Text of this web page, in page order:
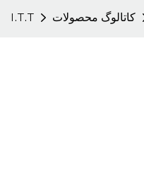
I.T.T کاتالوگ محصولات